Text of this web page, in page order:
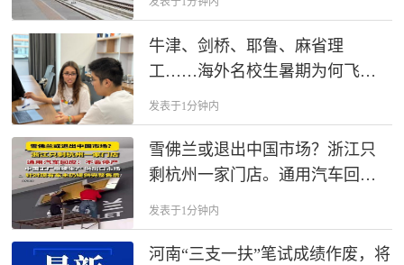
牛津、剑桥、耶鲁、麻省理
工……海外名校生暑期为何飞来
杭州做科研？
发表于1分钟内
雪佛兰或退出中国市场？浙江只
剩杭州一家门店。通用汽车回
应：不会停产，中国工厂继续生
产供出口市场，针对现有车主仍
提供完整售后。
发表于1分钟内
河南“三支一扶”笔试成绩作废，将